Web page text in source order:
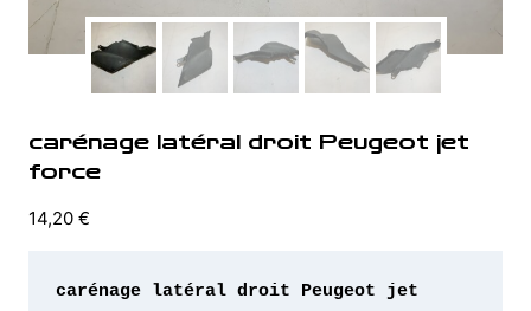
carénage latéral droit Peugeot jet
force
14,20 €
carénage latéral droit Peugeot jet